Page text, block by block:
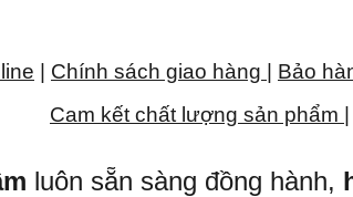
Chính sách giao hàng Bảo
Cam kết chất lượng sản phẩm |
luôn sẵn sàng đồng hành,